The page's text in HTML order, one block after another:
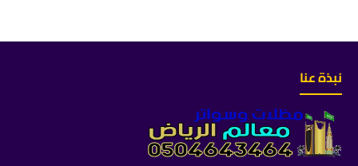
نبذة عنا